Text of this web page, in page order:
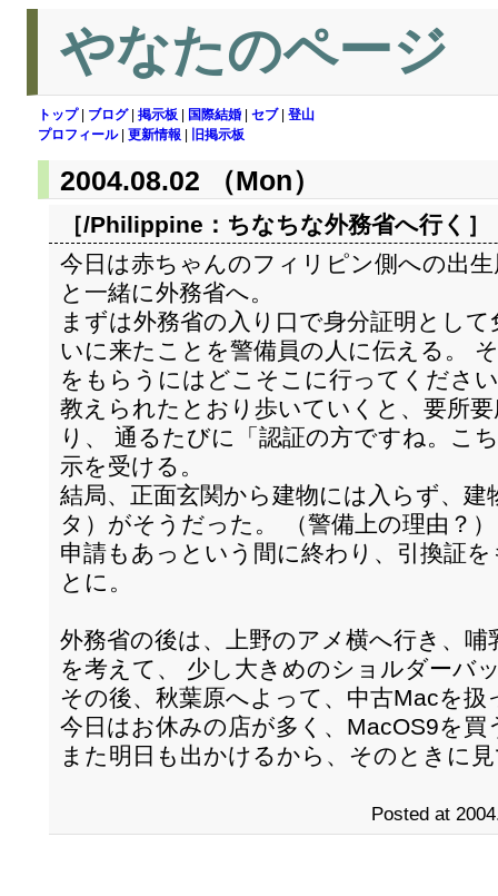
やなたのページ
トップ| ブログ| 掲示板 国際結婚 セブ| 登山
プロフィール| 更新情報 旧掲示板
2004.08.02 （Mon）
［/Philippine： ちなちな外務省へ行く ］
今日は赤ちゃんのフィリピン側への出
と一緒に外務省へ。
まずは外務省の入り口で身分証明とし
いに来たことを警備員の人に伝える。
をもらうにはどこそこに行ってくださ
教えられたとおり歩いていくと、要所
り、 通るたびに「認証の方ですね。こ
示を受ける。
結局、正面玄関から建物には入らず、
タ）がそうだった。 （警備上の理由？）
申請もあっという間に終わり、引換証
とに。
外務省の後は、上野のアメ横へ行き、
を考えて、 少し大きめのショルダーバ
その後、秋葉原へよって、中古Macを
今日はお休みの店が多く、MacOS9を
また明日も出かけるから、そのときに
Posted at